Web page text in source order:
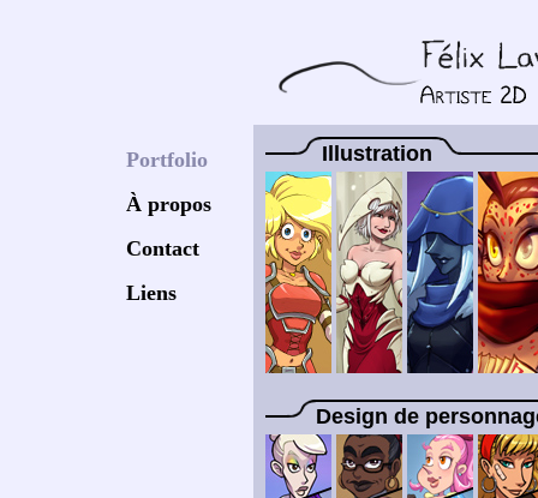
Portfolio
À propos
Contact
Liens
Illustration
Design de